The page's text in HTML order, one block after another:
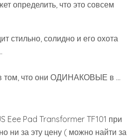
определить, что это совсем
стильно, солидно и его охота
том, что они ОДИНАКОВЫЕ в …
Pad Transformer TF101 при
ни за эту цену ( можно найти за